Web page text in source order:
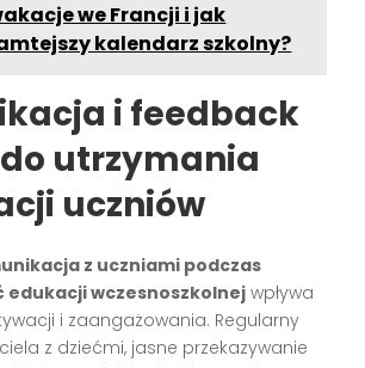
we Francji i jak
kalendarz szkolny?
i feedback
utrzymania
uczniów
z uczniami podczas
edukacji wczesnoszkolnej wpływa
i zaangażowania. Regularny
z dziećmi, jasne przekazywanie